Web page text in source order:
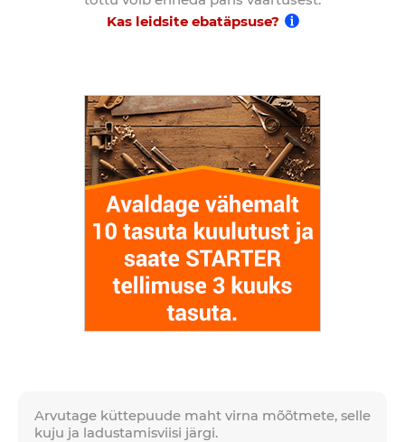
Arvutage küttepuude maht virna mõõtmete, selle
kuju ja ladustamisviisi järgi.
Kas leidsite ebatäpsuse?